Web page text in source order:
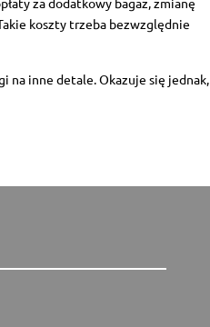
koszty trzeba bezwzględnie
na inne detale. Okazuje się jednak,